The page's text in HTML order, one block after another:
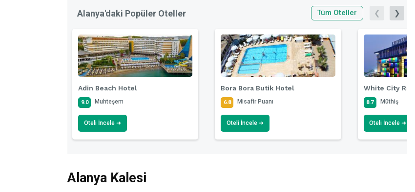
Alanya'daki Popüler Oteller Tüm Oteller ❮ ❯
Adin Beach Hotel
9.0 Muhteşem
Oteli İncele ➜
Bora Bora Butik Hotel
6.8 Misafir Puanı
Oteli İncele ➜
White City
8.7 Müthiş
Oteli İncele ➜
Alanya Kalesi